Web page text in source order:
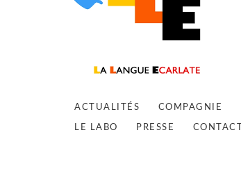
ACTUALITÉS COMPAGNIE
LE LABO PRESSE